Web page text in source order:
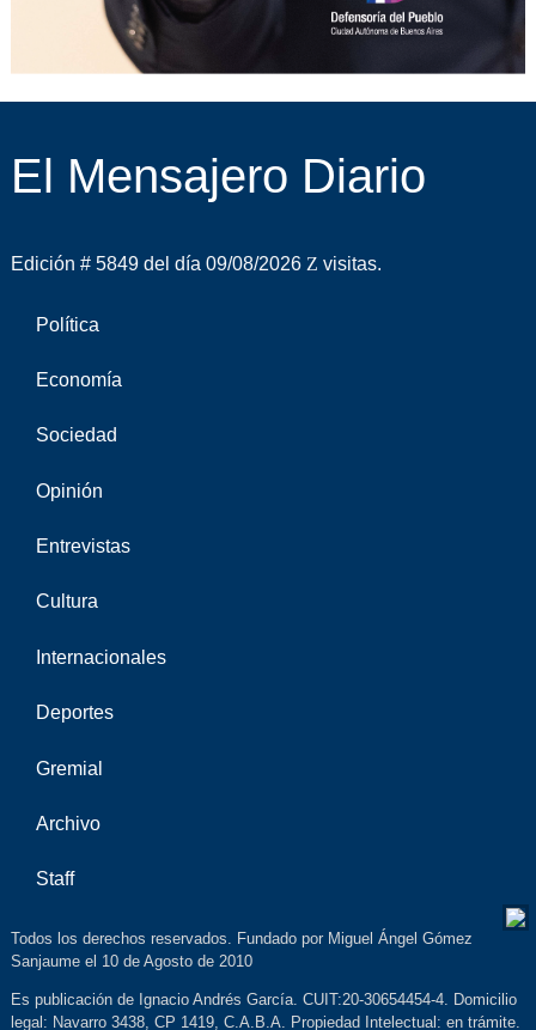
El Mensajero Diario
Edición # 5849 del día 09/08/2026 visitas.
Política
Economía
Sociedad
Opinión
Entrevistas
Cultura
Internacionales
Deportes
Gremial
Archivo
Staff
Todos los derechos reservados. Fundado por Miguel Ángel Gómez
Sanjaume el 10 de Agosto de 2010
Es publicación de Ignacio Andrés García. CUIT:20-30654454-4. Domicilio
legal: Navarro 3438, CP 1419, C.A.B.A. Propiedad Intelectual: en trámite.